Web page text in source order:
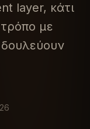
layer, κάτι
με
δουλεύουν